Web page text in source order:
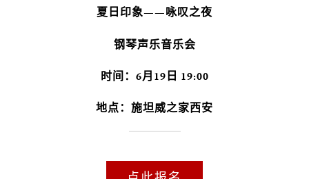
夏日印象——咏叹之夜
钢琴声乐音乐会
时间：6月19日 19:00
地点：施坦威之家西安